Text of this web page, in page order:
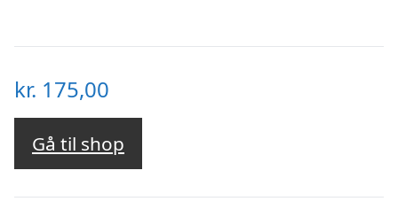
kr. 175,00
Gå til shop